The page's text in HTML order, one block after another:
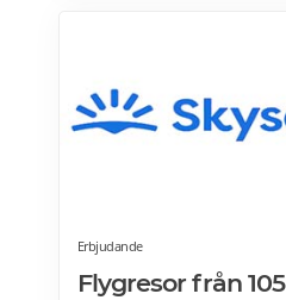
Erbjudande
Flygresor från